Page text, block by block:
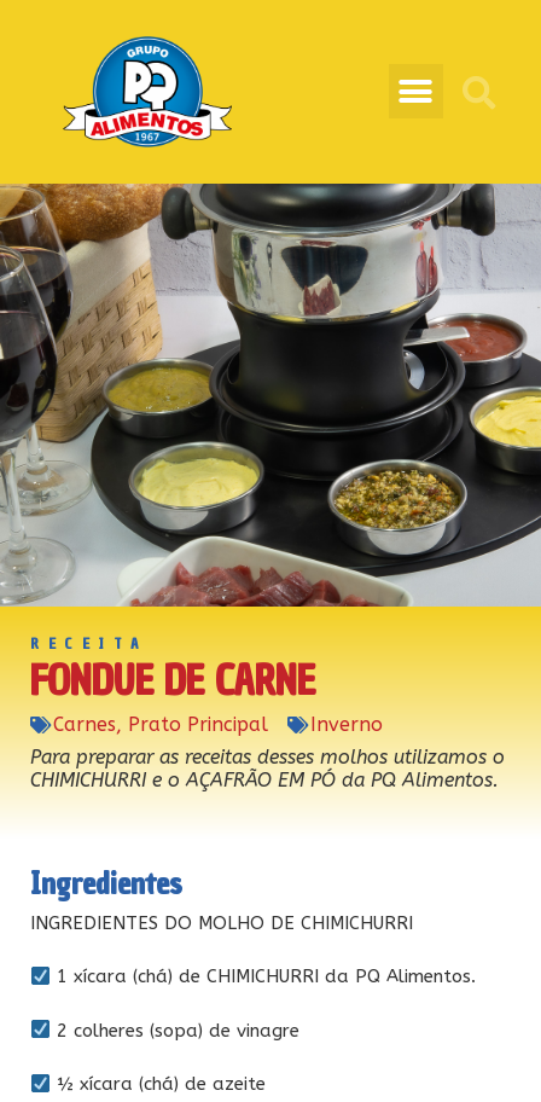
RECEITA
FONDUE DE CARNE
Carnes, Prato Principal
Inverno
Para preparar as receitas desses molhos utilizamos o
CHIMICHURRI e o AÇAFRÃO EM PÓ da PQ Alimentos.
Ingredientes
INGREDIENTES DO MOLHO DE CHIMICHURRI
1 xícara (chá) de CHIMICHURRI da PQ Alimentos.
2 colheres (sopa) de vinagre
½ xícara (chá) de azeite